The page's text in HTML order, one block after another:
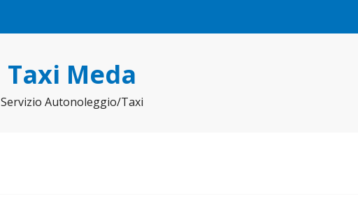
Taxi Meda
Servizio Autonoleggio/Taxi